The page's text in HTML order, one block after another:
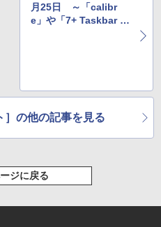
月25日 ～「calibr
e」や「7+ Taskbar T
］の他の記事を見る
ジに戻る